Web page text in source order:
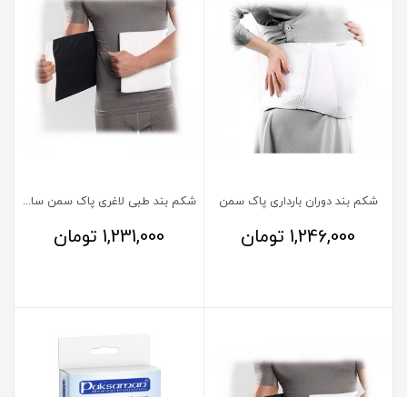
شکم بند دوران بارداری پاک سمن
1,246,000 تومان
شکم بند طبی لاغری پاک سمن سایز XL
1,231,000 تومان